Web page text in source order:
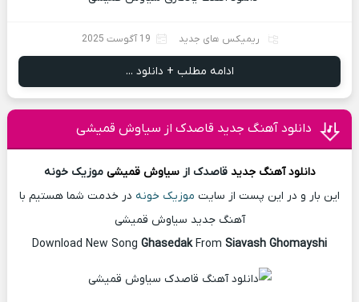
ریمیکس های جدید 19 آگوست 2025
ادامه مطلب + دانلود ...
دانلود آهنگ جدید قاصدک از سیاوش قمیشی
دانلود آهنگ جدید قاصدک ازسیاوش قمیشی موزیک خونه
این بار و در این پست از سایت موزیک خونه در خدمت شما هستیم با
آهنگ جدید سیاوش قمیشی
Download New Song GhasedakFrom Siavash Ghomayshi